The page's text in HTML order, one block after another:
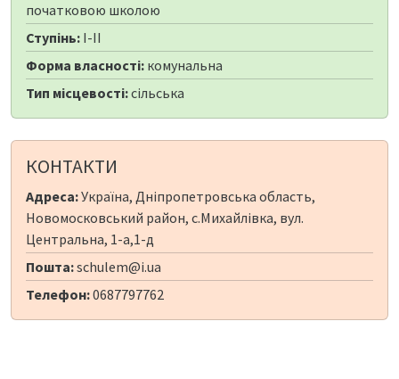
початковою школою
Ступінь: I-II
Форма власності: комунальна
Тип місцевості:сільська
КОНТАКТИ
Адреса:Україна, Дніпропетровська область,
Новомосковський район, с.Михайлівка, вул.
Центральна, 1-а,1-д
Пошта:schulem@i.ua
Телефон:0687797762